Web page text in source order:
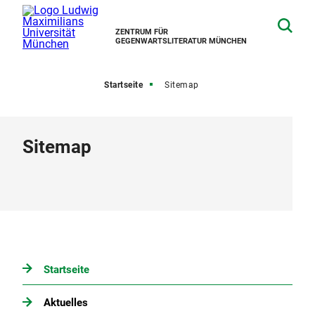
ZENTRUM FÜR
GEGENWARTSLITERATUR MÜNCHEN
Startseite Sitemap
Sitemap
Startseite
Aktuelles